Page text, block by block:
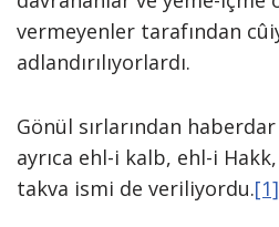
vermeyenler tarafından
adlandırılıyorlardı.
Gönül sırlarından
ayrıca ehl-i kalb, ehl-i
takva ismi de veriliyordu.[1]